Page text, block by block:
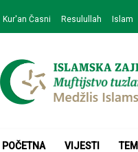
Kur'an Časni Resulullah Islam
Medžlis
POČETNA VIJESTI